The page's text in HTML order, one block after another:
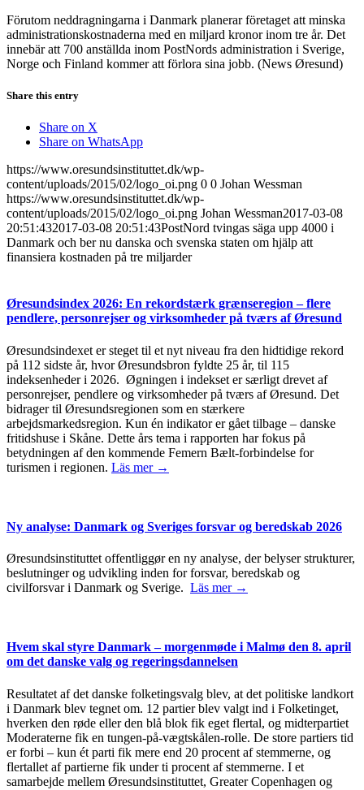
Förutom neddragningarna i Danmark planerar företaget att minska
administrationskostnaderna med en miljard kronor inom tre år. Det
innebär att 700 anställda inom PostNords administration i Sverige,
Norge och Finland kommer att förlora sina jobb. (News Øresund)
Share this entry
Share on X
Share on WhatsApp
https://www.oresundsinstituttet.dk/wp-
content/uploads/2015/02/logo_oi.png 0 0 Johan Wessman
https://www.oresundsinstituttet.dk/wp-
content/uploads/2015/02/logo_oi.png Johan Wessman2017-03-08
20:51:432017-03-08 20:51:43PostNord tvingas säga upp 4000 i
Danmark och ber nu danska och svenska staten om hjälp att
finansiera kostnaden på tre miljarder
Øresundsindex 2026: En rekordstærk grænseregion – flere
pendlere, personrejser og virksomheder på tværs af Øresund
Øresundsindexet er steget til et nyt niveau fra den hidtidige rekord
på 112 sidste år, hvor Øresundsbron fyldte 25 år, til 115
indeksenheder i 2026. Øgningen i indekset er særligt drevet af
personrejser, pendlere og virksomheder på tværs af Øresund. Det
bidrager til Øresundsregionen som en stærkere
arbejdsmarkedsregion. Kun én indikator er gået tilbage – danske
fritidshuse i Skåne. Dette års tema i rapporten har fokus på
betydningen af den kommende Femern Bælt-forbindelse for
turismen i regionen. Läs mer →
Ny analyse: Danmark og Sveriges forsvar og beredskab 2026
Øresundsinstituttet offentliggør en ny analyse, der belyser strukturer,
beslutninger og udvikling inden for forsvar, beredskab og
civilforsvar i Danmark og Sverige. Läs mer →
Hvem skal styre Danmark – morgenmøde i Malmø den 8. april
om det danske valg og regeringsdannelsen
Resultatet af det danske folketingsvalg blev, at det politiske landkort
i Danmark blev tegnet om. 12 partier blev valgt ind i Folketinget,
hverken den røde eller den blå blok fik eget flertal, og midterpartiet
Moderaterne fik en tungen-på-vægtskålen-rolle. De store partiers tid
er forbi – kun ét parti fik mere end 20 procent af stemmerne, og
flertallet af partierne fik under ti procent af stemmerne. I et
samarbejde mellem Øresundsinstituttet, Greater Copenhagen og